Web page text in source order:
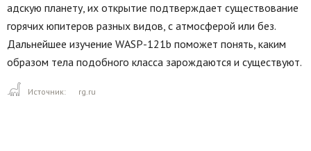
адскую планету, их открытие подтверждает существование
горячих юпитеров разных видов, с атмосферой или без.
Дальнейшее изучение WASP-121b поможет понять, каким
образом тела подобного класса зарождаются и существуют.
Источник: rg.ru